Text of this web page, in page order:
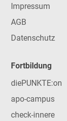
Impressum
AGB
Datenschutz
Fortbildung
diePUNKTE:on
apo-campus
check-innere